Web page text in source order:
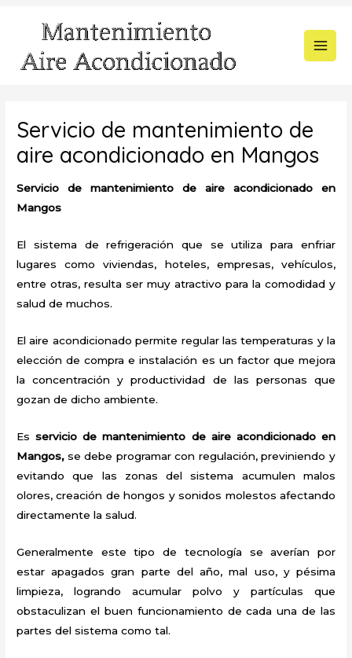
contenido
Servicio de mantenimiento de
aire acondicionado en Mangos
Servicio de mantenimiento de aire acondicionado en
Mangos
El sistema de refrigeración que se utiliza para enfriar
lugares como viviendas, hoteles, empresas, vehículos,
entre otras, resulta ser muy atractivo para la comodidad y
salud de muchos.
El aire acondicionado permite regular las temperaturas y la
elección de compra e instalación es un factor que mejora
la concentración y productividad de las personas que
gozan de dicho ambiente.
Esservicio de mantenimiento de aire acondicionado en
Mangos,se debe programar con regulación, previniendo y
evitando que las zonas del sistema acumulen malos
olores, creación de hongos y sonidos molestos afectando
directamente la salud.
Generalmente este tipo de tecnología se averían por
estar apagados gran parte del año, mal uso, y pésima
limpieza, logrando acumular polvo y partículas que
obstaculizan el buen funcionamiento de cada una de las
partes del sistema como tal.